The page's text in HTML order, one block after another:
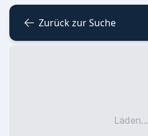
Zurück zur Suche
Laden...